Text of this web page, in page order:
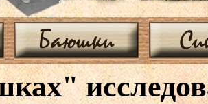
Баюшки